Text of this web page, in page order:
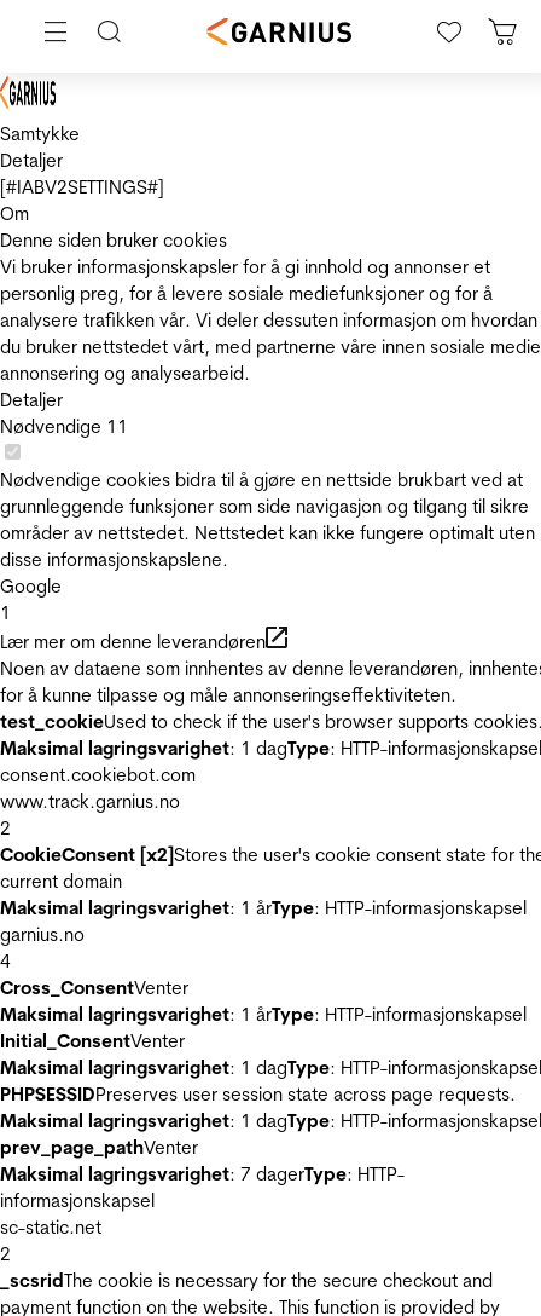
Samtykke
Detaljer
[#IABV2SETTINGS#]
Om
Denne siden bruker cookies
Vi bruker informasjonskapsler for å gi innhold og annonser et
personlig preg, for å levere sosiale mediefunksjoner og for å
analysere trafikken vår. Vi deler dessuten informasjon om hvordan
du bruker nettstedet vårt, med partnerne våre innen sosiale
annonsering og analysearbeid.
Detaljer
Nødvendige 11
Nødvendige cookies bidra til å gjøre en nettside brukbart ved at
grunnleggende funksjoner som side navigasjon og tilgang til sikre
områder av nettstedet. Nettstedet kan ikke fungere optimalt uten
disse informasjonskapslene.
Google
1
Lær mer om denne leverandøren
Noen av dataene som innhentes av denne leverandøren,
for å kunne tilpasse og måle annonseringseffektiviteten.
test_cookieUsed to check if the user's browser supports
Maksimal lagringsvarighet: 1 dagType: HTTP-informasjonskapsel
consent.cookiebot.com
www.track.garnius.no
2
CookieConsent [x2]Stores the user's cookie consent state for
current domain
Maksimal lagringsvarighet: 1 årType: HTTP-informasjonskapsel
garnius.no
4
Cross_ConsentVenter
Maksimal lagringsvarighet: 1 årType: HTTP-informasjonskapsel
Initial_ConsentVenter
Maksimal lagringsvarighet: 1 dagType: HTTP-informasjonskapsel
PHPSESSIDPreserves user session state across page requests.
Maksimal lagringsvarighet: 1 dagType: HTTP-informasjonskapsel
prev_page_pathVenter
Maksimal lagringsvarighet: 7 dagerType: HTTP-
informasjonskapsel
sc-static.net
2
_scsridThe cookie is necessary for the secure checkout and
payment function on the website. This function is provided by